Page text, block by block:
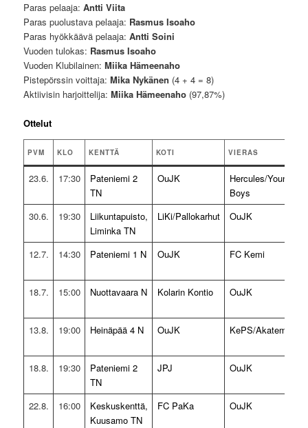
Paras pelaaja:Antti Viita
Paras puolustava pelaaja: Rasmus Isoaho
Paras hyökkäävä pelaaja:Antti Soini
Vuoden tulokas: Rasmus Isoaho
Vuoden Klubilainen:Miika Hämeenaho
Pistepörssin voittaja:Mika Nykänen (4 + 4 = 8)
Aktiivisin harjoittelija:Miika Hämeenaho (97,87%)
Ottelut
PVM KLO KENTTÄ KOTI VIERAS
23.6. 17:30
Pateniemi 2
TN
OuJK
Hercules/Young
Boys
30.6.
19:30
Liikuntapuisto,
Liminka TN
LiKi/Pallokarhut OuJK
12.7. 14:30 Pateniemi 1 N OuJK FC Kemi
18.7.
15:00 Nuottavaara N Kolarin Kontio OuJK
13.8.
19:00 Heinäpää 4 N OuJK KePS/Akatemia
18.8.
19:30
Pateniemi 2
TN
JPJ OuJK
22.8.
16:00
Keskuskenttä,
Kuusamo TN
FC PaKa OuJK